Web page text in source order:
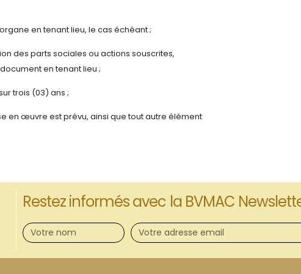
en tenant lieu, le cas échéant ;
des parts sociales ou actions souscrites,
en tenant lieu ;
trois (03) ans ;
en œuvre est prévu, ainsi que tout autre élément
Restez informés avec la BVMAC